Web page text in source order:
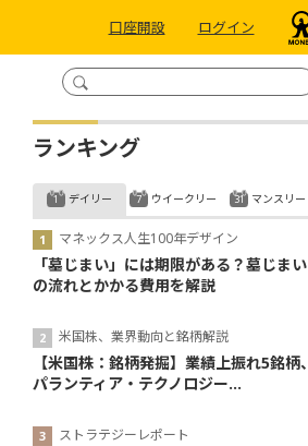
口座開設 ログイン
ランキング
デイリー
マネックス人生100年デザイン
「墓じまい」には期限がある？墓じまい
の流れとかかる費用を解説
米国株、業界動向と銘柄解説
【米国株：銘柄発掘】業績上振れ5銘柄、
パランティア・テクノロジー...
ストラテジーレポート
ウイークリー マンスリー